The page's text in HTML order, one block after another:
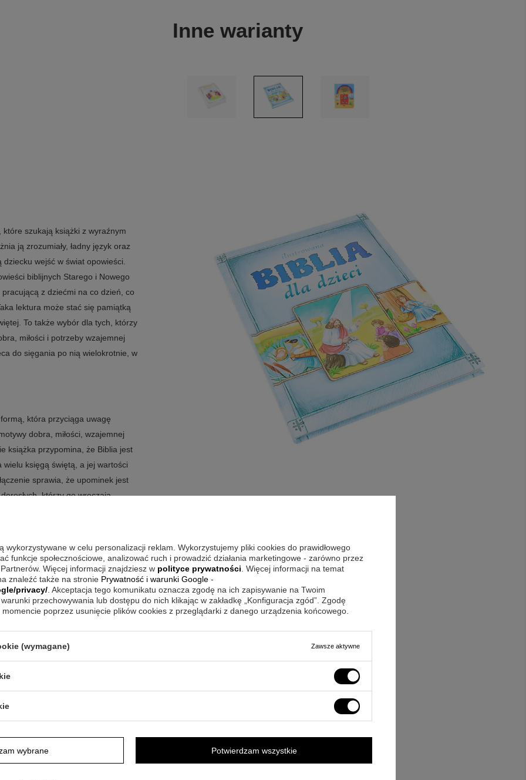
Inne warianty
szukają książki z wyraźnym
ją zrozumiały, ładny język oraz
wejść w świat opowieści.
biblijnych Starego i Nowego
z dziećmi na co dzień, co
lektura może stać się pamiątką
To także wybór dla tych, którzy
miłości i potrzeby wzajemnej
do sięgania po nią wielokrotnie, w
która przyciąga uwagę
dobra, miłości, wzajemnej
książka przypomina, że Biblia jest
księgą świętą, a jej wartości
sprawia, że upominek jest
którzy go wręczają.
Testamentu w jednym tomie
dziecko podczas czytania
historii
pomocy
łatwo sięgnąć, aby oglądać
się także jako element
wspólnie z rodziną. Jeśli
prezentowego jako książkę
treścią i atrakcyjną
ilustracje
wykorzystywane w celu personalizacji reklam. Wykorzystujemy pliki cookies do prawidłowego
funkcje społecznościowe, analizować ruch i prowadzić działania marketingowe - zarówno przez
Więcej informacji znajdziesz w polityce prywatności . Więcej informacji na temat
znaleźć także na stronie Prywatność i warunki Google -
privacy/ . Akceptacja tego komunikatu oznacza zgodę na ich zapisywanie na Twoim
przechowywania lub dostępu do nich klikając w zakładkę „Konfiguracja zgód”. Zgodę
poprzez usunięcie plików cookies z przeglądarki z danego urządzenia końcowego.
(wymagane) Zawsze aktywne
wybrane Potwierdzam wszystkie